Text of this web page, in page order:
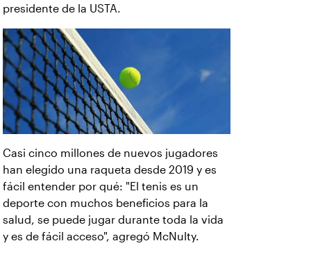
presidente de la USTA.
Casi cinco millones de nuevos jugadores
han elegido una raqueta desde 2019 y es
fácil entender por qué: "El tenis es un
deporte con muchos beneficios para la
salud, se puede jugar durante toda la vida
y es de fácil acceso", agregó McNulty.